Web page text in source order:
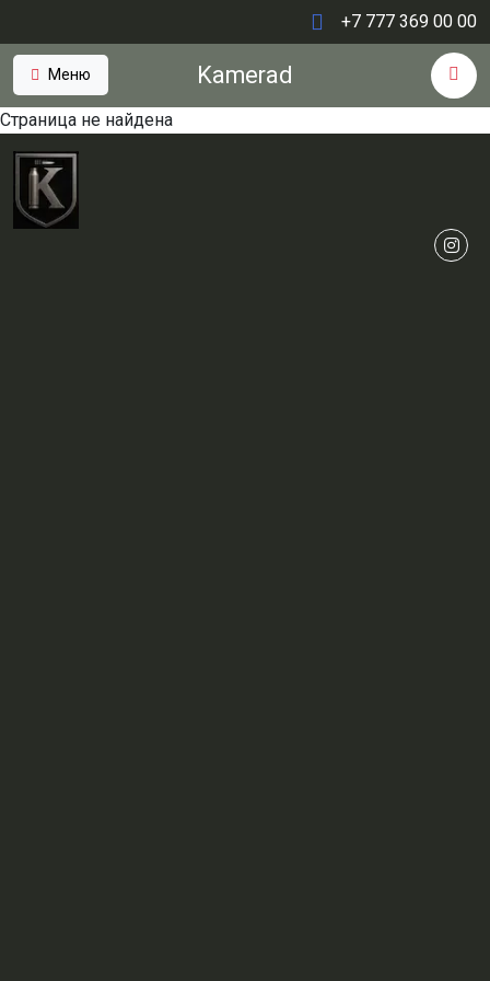
+7 777 369 00 00
Меню Kamerad
Страница не найдена